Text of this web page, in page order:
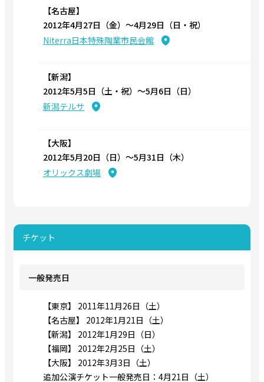
【名古屋】
2012年4月27日（金）〜4月29日（日・祝）
Niterra日本特殊陶業市民会館
【新潟】
2012年5月5日（土・祝）〜5月6日（日）
新潟テルサ
【大阪】
2012年5月20日（日）〜5月31日（木）
オリックス劇場
チケット
一般発売日
【東京】 2011年11月26日（土）
【名古屋】 2012年1月21日（土）
【新潟】 2012年1月29日（日）
【福岡】 2012年2月25日（土）
【大阪】 2012年3月3日（土）
追加公演チケット一般発売日：4月21日（土）